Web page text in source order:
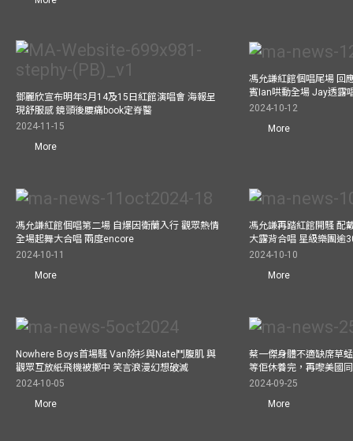
鄧麗欣宣布明年3月14及15日紅館演唱會 海報呈
現舒服感 鏡頭後腰痛book定脊醫
2024-11-15
More
馮允謙紅館個唱尾場 回
賓Ian哄動全場 Jay透露
2024-10-12
More
馮允謙紅館個唱第二場 自爆因衛蘭入行 觀眾熱情
全場起舞大合唱 兩度encore
2024-10-11
More
馮允謙再踏紅館開騷 配
大露背合唱 星級樂團逾
2024-10-10
More
Nowhere Boys首場騷 Van除衫與Nate鬥腹肌 與
觀眾互放紙飛機被擲中 笑言浪漫幻想破滅
2024-10-05
More
蔡一傑身體不適缺席草
等佢休養完，再嚟美國
2024-09-25
More